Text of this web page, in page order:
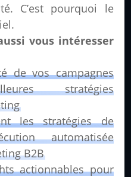
C’est pourquoi le
vous intéresser
de vos campagnes
stratégies
les stratégies de
automatisée
B2B
actionnables pour